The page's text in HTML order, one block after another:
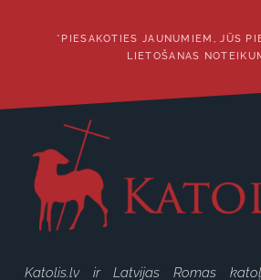
*PIESAKOTIES JAUNUMIEM, JŪS
LIETOŠANAS
Katolis.lv ir Latvijas Romas